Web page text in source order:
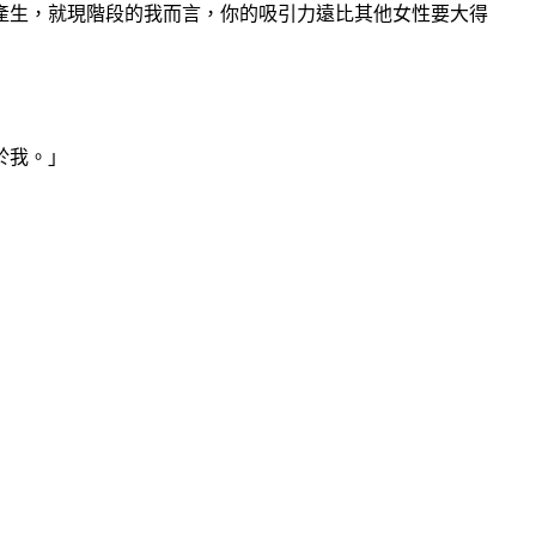
，就現階段的我而言，你的吸引力遠比其他女性要大得
。」